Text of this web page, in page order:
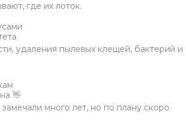
где их лоток.
удаления пылевых клещей, бактерий и
👋
много лет, но по плану скоро